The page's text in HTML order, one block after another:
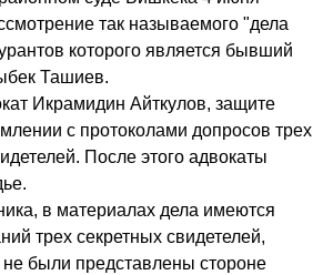
так называемого "дела
которого является бывший
Ташиев.
Икрамидин Айткулов, защите
с протоколами допросов трех
После этого адвокаты
в материалах дела имеются
трех секретных свидетелей,
были представлены стороне